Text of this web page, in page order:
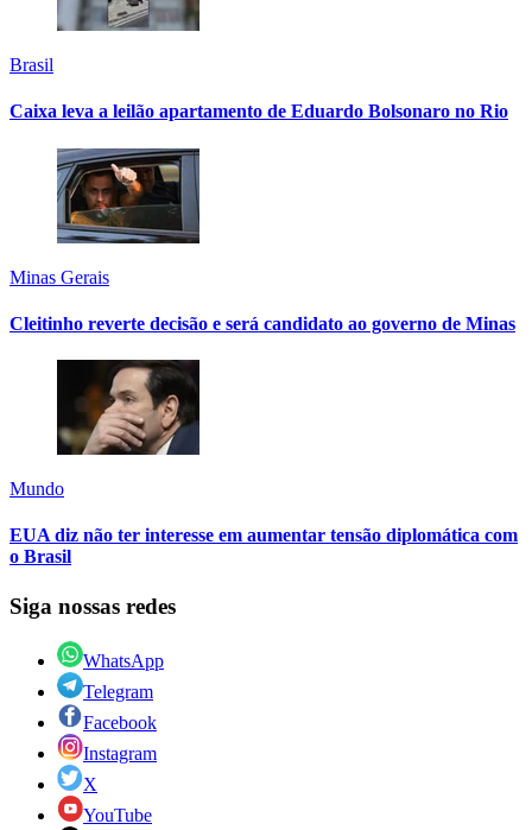
Brasil
Caixa leva a leilão apartamento de Eduardo Bolsonaro no Rio
Minas Gerais
Cleitinho reverte decisão e será candidato ao governo de Minas
Mundo
EUA diz não ter interesse em aumentar tensão diplomática com
o Brasil
Siga nossas redes
WhatsApp
Telegram
Facebook
Instagram
X
YouTube